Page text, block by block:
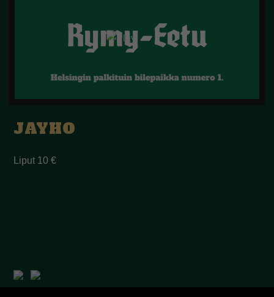
JAYHO
Liput 10 €